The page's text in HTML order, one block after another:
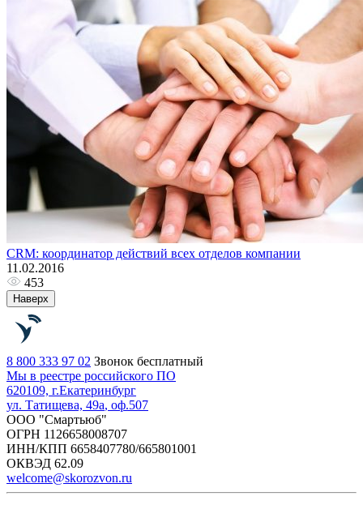
CRM: координатор действий всех отделов компании
11.02.2016
453
Наверх
8 800 333 97 02 Звонок бесплатный
Мы в реестре российского ПО
620109, г.Екатеринбург
ул. Татищева, 49а, оф.507
ООО "Смартьюб"
ОГРН 1126658008707
ИНН/КПП 6658407780/665801001
ОКВЭД 62.09
welcome@skorozvon.ru